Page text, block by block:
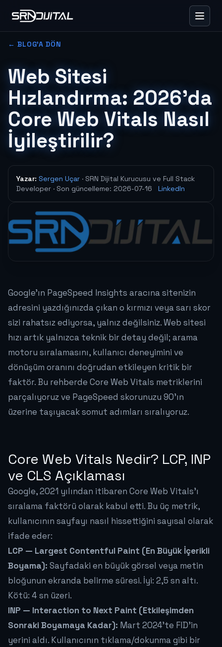
← BLOG'A DÖN
Web Sitesi
Hızlandırma: 2026'da
Core Web Vitals Nasıl
İyileştirilir?
Yazar: Sergen Uçar · SRN Dijital Kurucusu ve Full Stack
Developer · Son güncelleme: 2026-07-16 LinkedIn
Google'ın PageSpeed Insights aracına sitenizin
adresini yazdığınızda çıkan o kırmızı veya sarı skor
sizi rahatsız ediyorsa, yalnız değilsiniz. Web sitesi
hızı artık yalnızca teknik bir detay değil; arama
motoru sıralamasını, kullanıcı deneyimini ve
dönüşüm oranını doğrudan etkileyen kritik bir
faktör. Bu rehberde Core Web Vitals metriklerini
parçalıyoruz ve PageSpeed skorunuzu 90'ın
üzerine taşıyacak somut adımları sıralıyoruz.
Core Web Vitals Nedir? LCP, INP
ve CLS Açıklaması
Google, 2021 yılından itibaren Core Web Vitals'ı
sıralama faktörü olarak kabul etti. Bu üç metrik,
kullanıcının sayfayı nasıl hissettiğini sayısal olarak
ifade eder:
LCP — Largest Contentful Paint (En Büyük İçerikli
Boyama): Sayfadaki en büyük görsel veya metin
bloğunun ekranda belirme süresi. İyi: 2,5 sn altı.
Kötü: 4 sn üzeri.
INP — Interaction to Next Paint (Etkileşimden
Sonraki Boyamaya Kadar): Mart 2024'te FID'in
yerini aldı. Kullanıcının tıklama/dokunma gibi bir